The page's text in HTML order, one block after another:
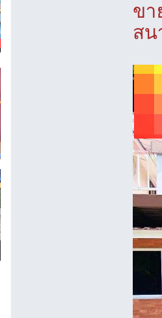
ขา
สน